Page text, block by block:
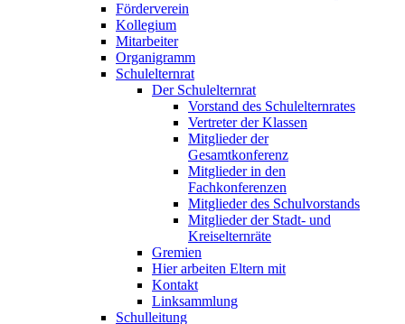
Förderverein
Kollegium
Mitarbeiter
Organigramm
Schulelternrat
Der Schulelternrat
Vorstand des Schulelternrates
Vertreter der Klassen
Mitglieder der
Gesamtkonferenz
Mitglieder in den
Fachkonferenzen
Mitglieder des Schulvorstands
Mitglieder der Stadt- und
Kreiselternräte
Gremien
Hier arbeiten Eltern mit
Kontakt
Linksammlung
Schulleitung